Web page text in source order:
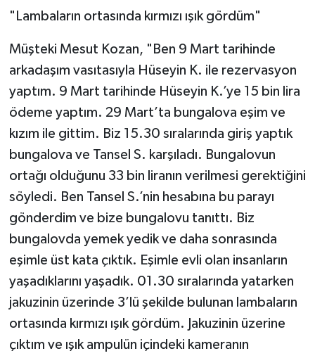
"Lambaların ortasında kırmızı ışık gördüm"
Müşteki Mesut Kozan, "Ben 9 Mart tarihinde
arkadaşım vasıtasıyla Hüseyin K. ile rezervasyon
yaptım. 9 Mart tarihinde Hüseyin K.’ye 15 bin lira
ödeme yaptım. 29 Mart’ta bungalova eşim ve
kızım ile gittim. Biz 15.30 sıralarında giriş yaptık
bungalova ve Tansel S. karşıladı. Bungalovun
ortağı olduğunu 33 bin liranın verilmesi gerektiğini
söyledi. Ben Tansel S.’nin hesabına bu parayı
gönderdim ve bize bungalovu tanıttı. Biz
bungalovda yemek yedik ve daha sonrasında
eşimle üst kata çıktık. Eşimle evli olan insanların
yaşadıklarını yaşadık. 01.30 sıralarında yatarken
jakuzinin üzerinde 3’lü şekilde bulunan lambaların
ortasında kırmızı ışık gördüm. Jakuzinin üzerine
çıktım ve ışık ampulün içindeki kameranın